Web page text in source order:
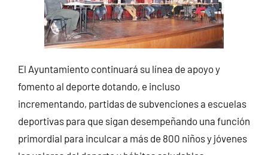
El Ayuntamiento continuará su línea de apoyo y
fomento al deporte dotando, e incluso
incrementando, partidas de subvenciones a escuelas
deportivas para que sigan desempeñando una función
primordial para inculcar a más de 800 niños y jóvenes